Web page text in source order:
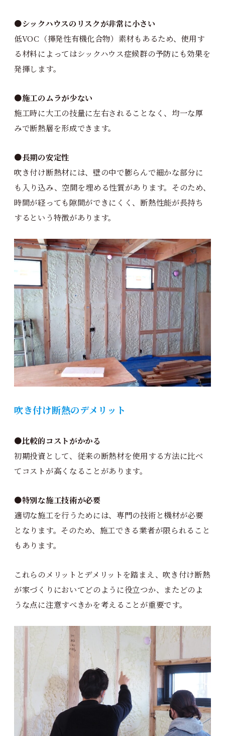
●シックハウスのリスクが非常に小さい
低VOC（揮発性有機化合物）素材もあるため、使用す
る材料によってはシックハウス症候群の予防にも効果を
発揮します。
●施工のムラが少ない
施工時に大工の技量に左右されることなく、均一な厚
みで断熱層を形成できます。
●長期の安定性
吹き付け断熱材には、壁の中で膨らんで細かな部分に
も入り込み、空間を埋める性質があります。そのため、
時間が経っても隙間ができにくく、断熱性能が長持ち
するという特徴があります。
吹き付け断熱のデメリット
●比較的コストがかかる
初期投資として、従来の断熱材を使用する方法に比べ
てコストが高くなることがあります。
●特別な施工技術が必要
適切な施工を行うためには、専門の技術と機材が必要
となります。そのため、施工できる業者が限られること
もあります。
これらのメリットとデメリットを踏まえ、吹き付け断熱
が家づくりにおいてどのように役立つか、またどのよ
うな点に注意すべきかを考えることが重要です。